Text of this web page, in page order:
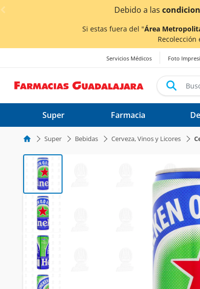
< div class="carousel-inner">
a las condiciones climáticas ocasionadas por
Si estas fuera del "Área
Recolección
Servicios Médicos Foto
Super Farmacia
Super Bebidas Cerveza, Vinos y Licores